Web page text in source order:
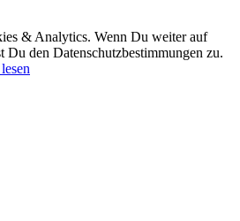
& Analytics. Wenn Du weiter auf
Du den Datenschutzbestimmungen zu.